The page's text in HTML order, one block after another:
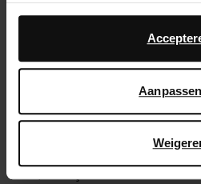
Daarnaast werken wij samen
advertentie- en
hoe Google uw
Aanpassen
Livraison
Échanger et retourner
BE | Français